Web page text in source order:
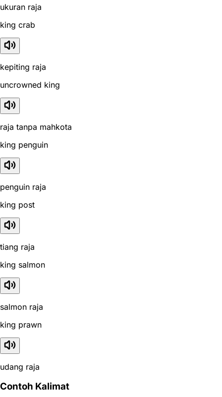
ukuran raja
king crab
kepiting raja
uncrowned king
raja tanpa mahkota
king penguin
penguin raja
king post
tiang raja
king salmon
salmon raja
king prawn
udang raja
Contoh Kalimat